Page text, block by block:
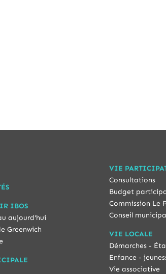
IBOS
aujourd'hui
Greenwich
VIE
Consultations
Budget
Commission Le
Conseil
VIE LOCALE
Démarches -
Enfance -
Vie associative